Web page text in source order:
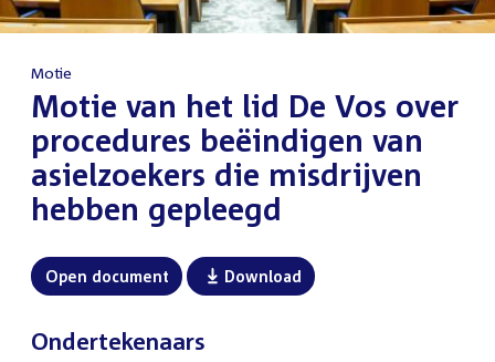
Motie
:Motie van het lid De Vos over
procedures beëindigen van
asielzoekers die misdrijven
hebben gepleegd
Open document Download
Ondertekenaars